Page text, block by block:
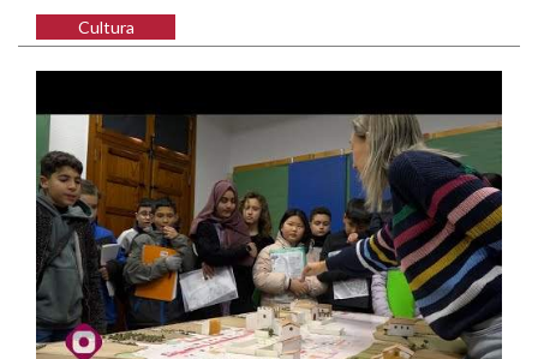
Cultura